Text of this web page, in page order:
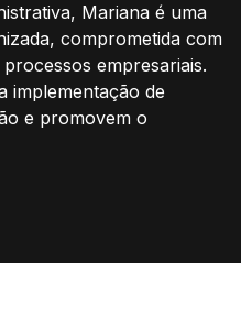
Mariana é uma
comprometida com
empresariais.
implementação de
e promovem o